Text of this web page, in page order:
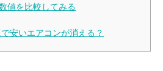
値を比較してみる
安いエアコンが消える？